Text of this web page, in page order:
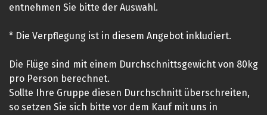
entnehmen Sie bitte der Auswahl.
* Die Verpflegung ist in diesem Angebot inkludiert.
Die Flüge sind mit einem Durchschnittsgewicht von 80kg
pro Person berechnet.
Sollte Ihre Gruppe diesen Durchschnitt überschreiten,
so setzen Sie sich bitte vor dem Kauf mit uns in